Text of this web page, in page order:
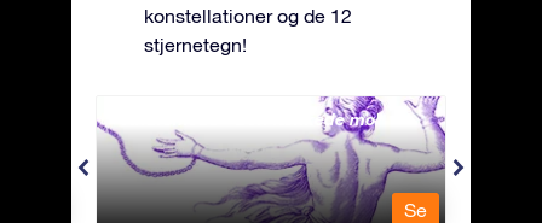
konstellationer og de 12
stjernetegn!
Andromeda - Den lænkede mø
Se